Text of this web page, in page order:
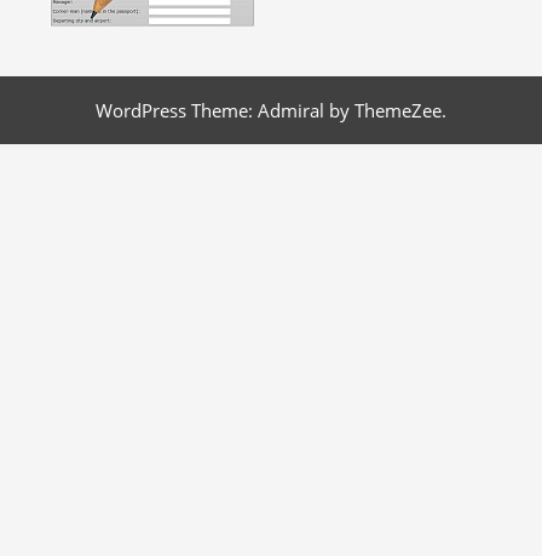
WordPress Theme: Admiral by ThemeZee.